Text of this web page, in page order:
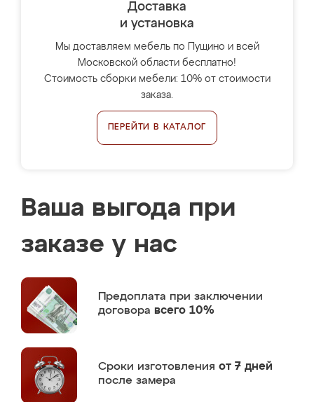
Доставка
и установка
Мы доставляем мебель по Пущино и всей
Московской области бесплатно!
Стоимость сборки мебели: 10% от стоимости
заказа.
ПЕРЕЙТИ В КАТАЛОГ
Ваша выгода при
заказе у нас
Предоплата при заключении
договора всего 10%
Сроки изготовления от 7 дней
после замера